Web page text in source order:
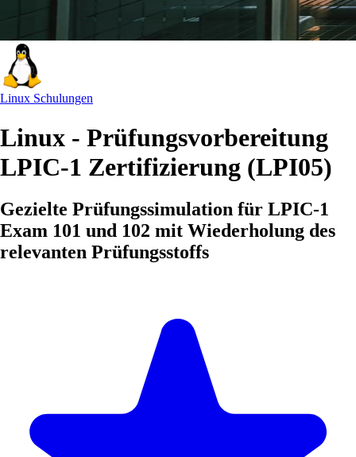
Linux Schulungen
Linux - Prüfungsvorbereitung
LPIC-1 Zertifizierung (LPI05)
Gezielte Prüfungssimulation für LPIC-1
Exam 101 und 102 mit Wiederholung des
relevanten Prüfungsstoffs